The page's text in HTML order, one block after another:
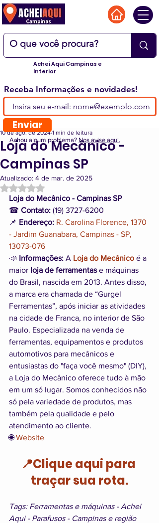
Achei Aqui Campinas e
Interior
Loja do Mecânico -
Campinas SP
10 de ago. de 2024 1 min de leitura
Atualizado: 4 de mar. de 2025
Avaliado com NaN de 5 estrelas.
Loja do Mecânico - Campinas SP
☎ Contato: (19) 3727-6200
📌 Endereço: R. Carolina Florence, 1370
- Jardim Guanabara, Campinas - SP,
13073-076
📣 Informações: A Loja do Mecânico é a
maior loja de ferramentas e máquinas
do Brasil, nascida em 2013. Antes disso,
a marca era chamada de “Gurgel
Ferramentas”, após iniciar as atividades
na cidade de Franca, no interior de São
Paulo. Especializada na venda de
ferramentas, equipamentos e produtos
automotivos para mecânicos e
entusiastas do "faça você mesmo" (DIY),
a Loja do Mecânico oferece tudo à mão
em um só lugar. Somos conhecidos não
só pela variedade de produtos, mas
também pela qualidade e pelo
atendimento ao cliente.
🌐 Website
📍Clique aqui para
traçar sua rota.
Tags: Ferramentas e máquinas - Achei
Aqui - Parafusos - Campinas e região
Receba Informações e novidades!
Enviar
Achou algum problema? Nos avise aqui.